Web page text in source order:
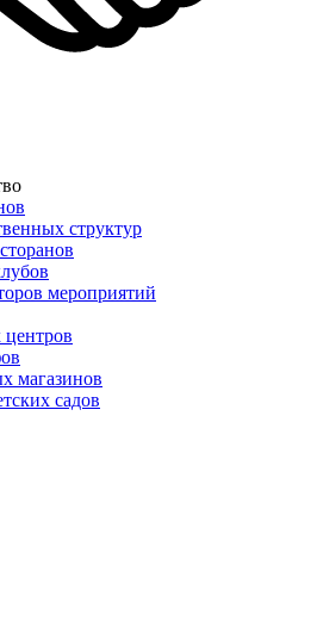
структур
мероприятий
магазинов
садов